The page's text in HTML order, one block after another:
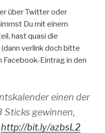
über Twitter oder
Du mit einem
hast quasi die
verlink doch bitte
Facebook-Eintrag in den
einen der
Sticks gewinnen,
http://bit.ly/azbsL2